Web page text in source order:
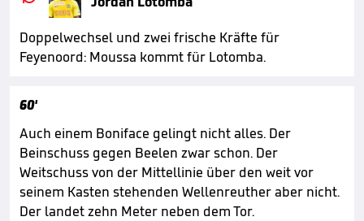
Doppelwechsel und zwei frische Kräfte für
Feyenoord: Moussa kommt für Lotomba.
60'
Auch einem Boniface gelingt nicht alles. Der
Beinschuss gegen Beelen zwar schon. Der
Weitschuss von der Mittellinie über den weit vor
seinem Kasten stehenden Wellenreuther aber nicht.
Der landet zehn Meter neben dem Tor.